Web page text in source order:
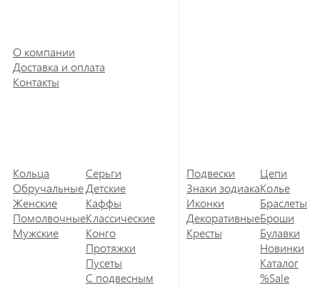
О компании
Доставка и оплата
Контакты
Кольца
Обручальные
Женские
Помолвочные
Мужские
Серьги
Детские
Каффы
Классические
Конго
Протяжки
Пусеты
С подвесным
Подвески
Знаки зодиака
Иконки
Декоративные
Кресты
Цепи
Колье
Браслеты
Броши
Булавки
Новинки
Каталог
%Sale